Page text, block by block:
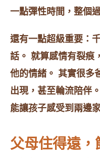
一點彈性時間，整個
還有一點超級重要：
話。 就算感情有裂痕
他的情緒。 其實很多
出現，甚至輪流陪伴
能讓孩子感受到兩邊
父母住得遠，